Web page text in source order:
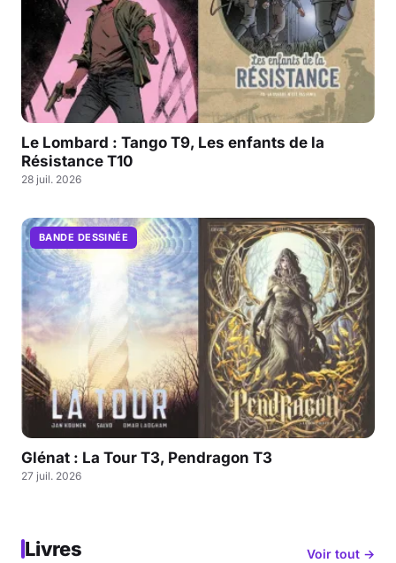
Le Lombard : Tango T9, Les enfants de la
Résistance T10
28 juil. 2026
BANDE DESSINÉE
Glénat : La Tour T3, Pendragon T3
27 juil. 2026
Livres Voir tout →